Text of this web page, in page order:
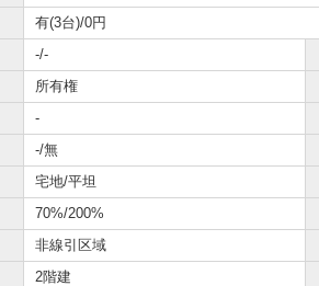
有(3台)/0円
-/-
所有権
-
-/無
宅地/平坦
70%/200%
非線引区域
2階建